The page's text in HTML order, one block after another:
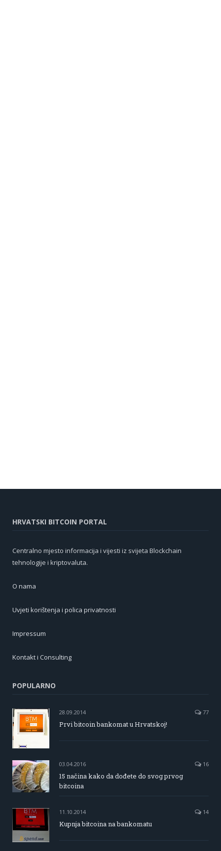
HRVATSKI BITCOIN PORTAL
Centralno mjesto informacija i vijesti iz svijeta Blockchain
tehnologije i kriptovaluta.
O nama
Uvjeti korištenja i polica privatnosti
Impressum
Kontakt i Consulting
POPULARNO
28.09.2014 77
Prvi bitcoin bankomat u Hrvatskoj!
03.04.2016 16
15 načina kako da dođete do svog prvog
bitcoina
11.10.2014 14
Kupnja bitcoina na bankomatu